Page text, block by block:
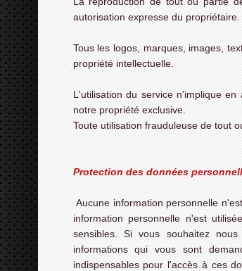
autorisation expresse du propriétaire.
Tous les logos, marques, images,
propriété intellectuelle.
L'utilisation du service n'implique
notre propriété exclusive.
Toute utilisation frauduleuse de tout
Protection des données
Aucune information personnelle
information personnelle n'est
sensibles. Si vous souhaitez
informations qui vous sont
indispensables pour l'accès à ces